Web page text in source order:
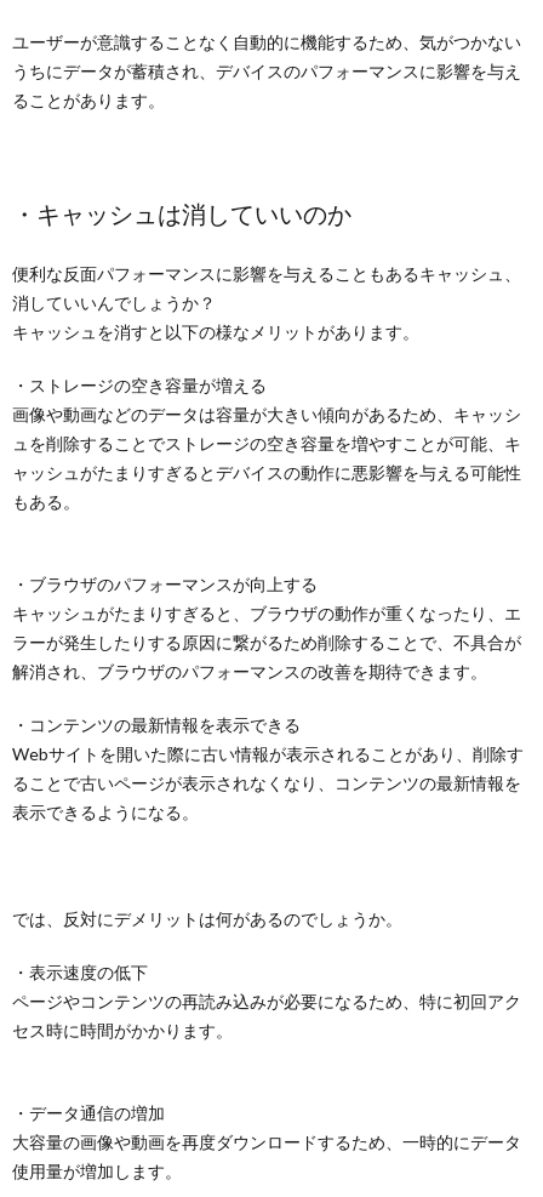
ユーザーが意識することなく自動的に機能するため、気がつかない
うちにデータが蓄積され、デバイスのパフォーマンスに影響を与え
ることがあります。
・キャッシュは消していいのか
便利な反面パフォーマンスに影響を与えることもあるキャッシュ、
消していいんでしょうか？
キャッシュを消すと以下の様なメリットがあります。
・ストレージの空き容量が増える
画像や動画などのデータは容量が大きい傾向があるため、キャッシ
ュを削除することでストレージの空き容量を増やすことが可能、キ
ャッシュがたまりすぎるとデバイスの動作に悪影響を与える可能性
もある。
・ブラウザのパフォーマンスが向上する
キャッシュがたまりすぎると、ブラウザの動作が重くなったり、エ
ラーが発生したりする原因に繋がるため削除することで、不具合が
解消され、ブラウザのパフォーマンスの改善を期待できます。
・コンテンツの最新情報を表示できる
Webサイトを開いた際に古い情報が表示されることがあり、削除す
ることで古いページが表示されなくなり、コンテンツの最新情報を
表示できるようになる。
では、反対にデメリットは何があるのでしょうか。
・表示速度の低下
ページやコンテンツの再読み込みが必要になるため、特に初回アク
セス時に時間がかかります。
・データ通信の増加
大容量の画像や動画を再度ダウンロードするため、一時的にデータ
使用量が増加します。